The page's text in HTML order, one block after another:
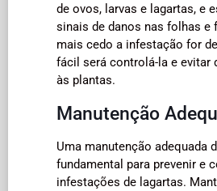
de ovos, larvas e lagartas, e
sinais de danos nas folhas e
mais cedo a infestação for
fácil será controlá-la e evitar
às plantas.
Manutenção
Uma manutenção adequada
fundamental para prevenir e
infestações de lagartas.